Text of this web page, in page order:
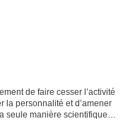
de faire cesser l’activité
la personnalité et d’amener
seule manière scientifique